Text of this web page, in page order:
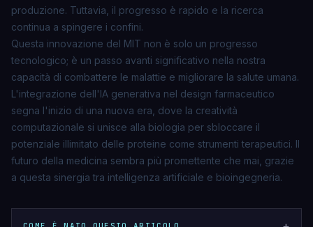
produzione. Tuttavia, il progresso è rapido e la ricerca
continua a spingere i confini.
Questa innovazione del MIT non è solo un progresso
tecnologico; è un passo avanti significativo nella nostra
capacità di combattere le malattie e migliorare la salute umana.
L'integrazione dell'IA generativa nel design farmaceutico
segna l'inizio di una nuova era, dove la creatività
computazionale si unisce alla biologia per sbloccare il
potenziale illimitato delle proteine come strumenti terapeutici. Il
futuro della medicina sembra più promettente che mai, grazie
a questa sinergia tra intelligenza artificiale e bioingegneria.